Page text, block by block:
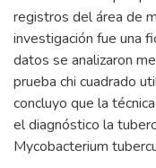
registros del área de
investigación fue una
datos se analizaron
prueba chi cuadrado
concluyo que la
el diagnóstico la
Mycobacterium